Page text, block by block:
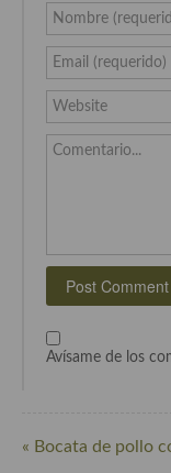
Cocina de Hawái
Cocina de
Cocina Africana
Cocina Sefardí
Cocina callejera
Nombre
Email (requerido)
Website
Comentario...
Avísame de los
« Bocata de pollo